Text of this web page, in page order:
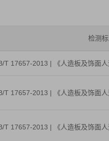
检测
T 17657-2013 | 《人造板及饰面
T 17657-2013 | 《人造板及饰面
T 17657-2013 | 《人造板及饰面